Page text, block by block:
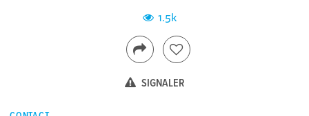
1.5k
SIGNALER